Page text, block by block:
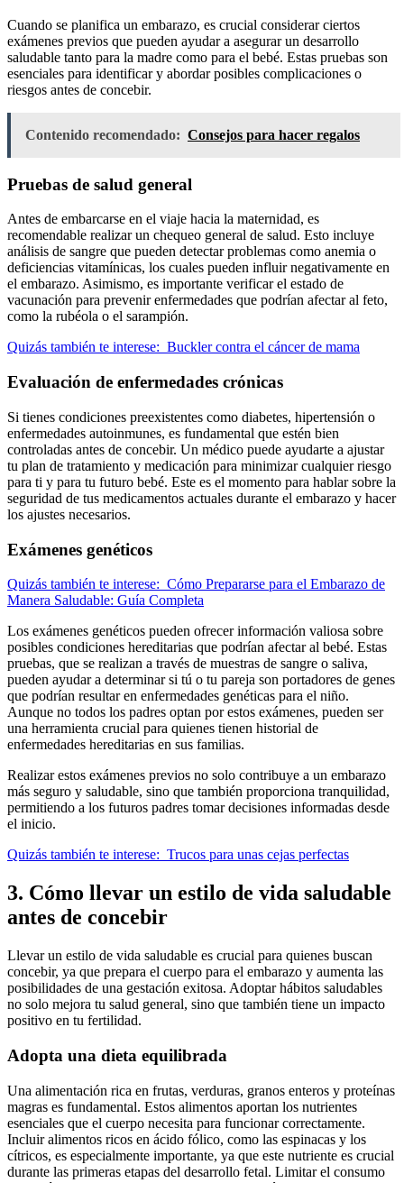
Cuando se planifica un embarazo, es crucial considerar ciertos
exámenes previos que pueden ayudar a asegurar un desarrollo
saludable tanto para la madre como para el bebé. Estas pruebas son
esenciales para identificar y abordar posibles complicaciones o
riesgos antes de concebir.
Contenido recomendado: Consejos para hacer regalos
Pruebas de salud general
Antes de embarcarse en el viaje hacia la maternidad, es
recomendable realizar un chequeo general de salud. Esto incluye
análisis de sangre que pueden detectar problemas como anemia o
deficiencias vitamínicas, los cuales pueden influir negativamente en
el embarazo. Asimismo, es importante verificar el estado de
vacunación para prevenir enfermedades que podrían afectar al feto,
como la rubéola o el sarampión.
Quizás también te interese: Buckler contra el cáncer de mama
Evaluación de enfermedades crónicas
Si tienes condiciones preexistentes como diabetes, hipertensión o
enfermedades autoinmunes, es fundamental que estén bien
controladas antes de concebir. Un médico puede ayudarte a ajustar
tu plan de tratamiento y medicación para minimizar cualquier riesgo
para ti y para tu futuro bebé. Este es el momento para hablar sobre la
seguridad de tus medicamentos actuales durante el embarazo y hacer
los ajustes necesarios.
Exámenes genéticos
Quizás también te interese: Cómo Prepararse para el Embarazo de
Manera Saludable: Guía Completa
Los exámenes genéticos pueden ofrecer información valiosa sobre
posibles condiciones hereditarias que podrían afectar al bebé. Estas
pruebas, que se realizan a través de muestras de sangre o saliva,
pueden ayudar a determinar si tú o tu pareja son portadores de genes
que podrían resultar en enfermedades genéticas para el niño.
Aunque no todos los padres optan por estos exámenes, pueden ser
una herramienta crucial para quienes tienen historial de
enfermedades hereditarias en sus familias.
Realizar estos exámenes previos no solo contribuye a un embarazo
más seguro y saludable, sino que también proporciona tranquilidad,
permitiendo a los futuros padres tomar decisiones informadas desde
el inicio.
Quizás también te interese: Trucos para unas cejas perfectas
3. Cómo llevar un estilo de vida saludable
antes de concebir
Llevar un estilo de vida saludable es crucial para quienes buscan
concebir, ya que prepara el cuerpo para el embarazo y aumenta las
posibilidades de una gestación exitosa. Adoptar hábitos saludables
no solo mejora tu salud general, sino que también tiene un impacto
positivo en tu fertilidad.
Adopta una dieta equilibrada
Una alimentación rica en frutas, verduras, granos enteros y proteínas
magras es fundamental. Estos alimentos aportan los nutrientes
esenciales que el cuerpo necesita para funcionar correctamente.
Incluir alimentos ricos en ácido fólico, como las espinacas y los
cítricos, es especialmente importante, ya que este nutriente es crucial
durante las primeras etapas del desarrollo fetal. Limitar el consumo